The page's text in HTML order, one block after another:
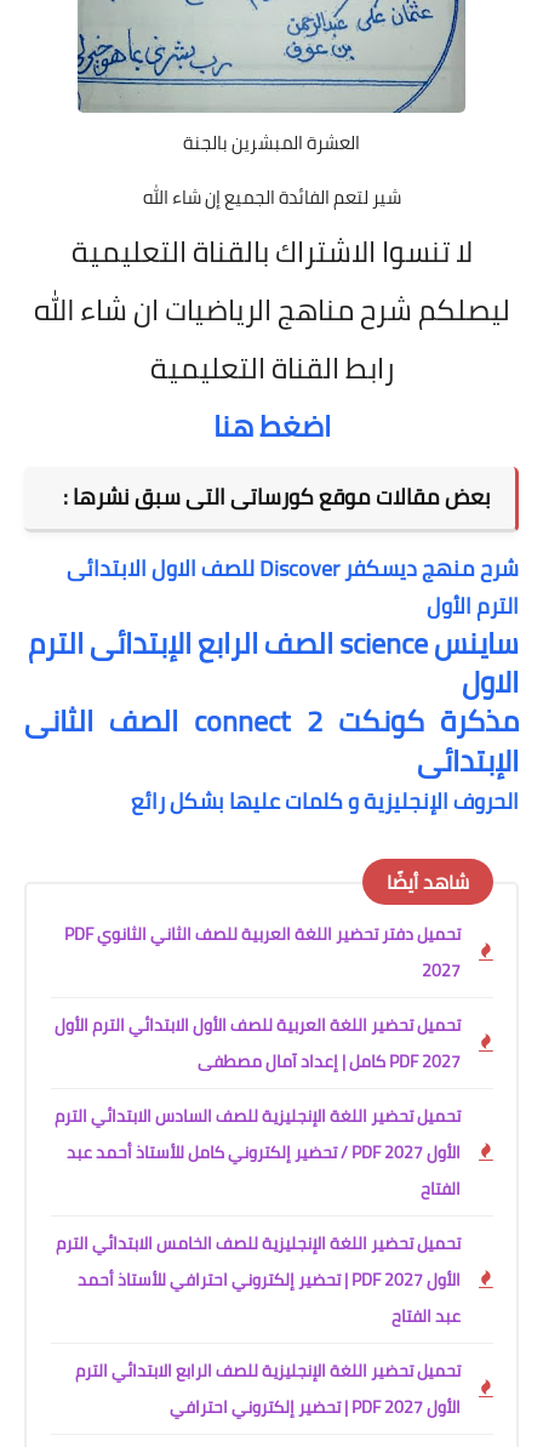
العشرة المبشرين بالجنة
شير لتعم الفائدة الجميع إن شاء الله
لا تنسوا الاشتراك بالقناة التعليمية
ليصلكم شرح مناهج الرياضيات ان شاء الله
رابط القناة التعليمية
اضغط هنا
بعض مقالات موقع كورساتى التى سبق نشرها :
شرح منهج ديسكفر Discover للصف الاول الابتدائى
الترم الأول
ساينس science الصف الرابع الإبتدائى الترم
الاول
مذكرة كونكت connect 2 الصف الثانى
الإبتدائى
الحروف الإنجليزية و كلمات عليها بشكل رائع
شاهد أيضًا
تحميل دفتر تحضير اللغة العربية للصف الثاني الثانوي PDF
2027
تحميل تحضير اللغة العربية للصف الأول الابتدائي الترم الأول
2027 PDF كامل | إعداد آمال مصطفى
تحميل تحضير اللغة الإنجليزية للصف السادس الابتدائي الترم
الأول 2027 PDF / تحضير إلكتروني كامل للأستاذ أحمد عبد
الفتاح
تحميل تحضير اللغة الإنجليزية للصف الخامس الابتدائي الترم
الأول 2027 PDF | تحضير إلكتروني احترافي للأستاذ أحمد
عبد الفتاح
تحميل تحضير اللغة الإنجليزية للصف الرابع الابتدائي الترم
الأول 2027 PDF | تحضير إلكتروني احترافي